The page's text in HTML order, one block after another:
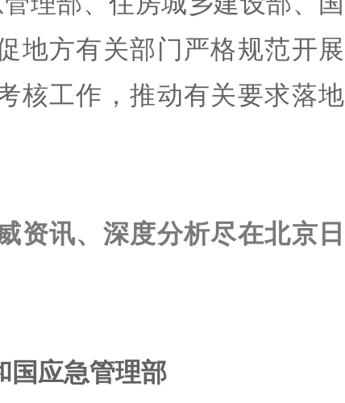
地方有关部门严格规范开展
核工作，推动有关要求落地
资讯、深度分析尽在北京日
国应急管理部